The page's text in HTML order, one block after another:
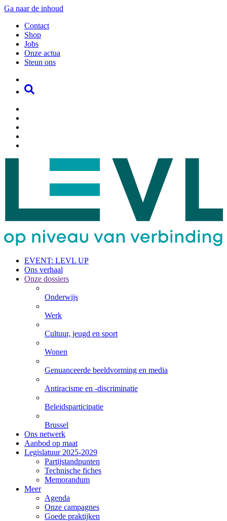
Ga naar de inhoud
Contact
Shop
Jobs
Onze actua
Steun ons
EVENT: LEVL UP
Ons verhaal
Onze dossiers
Onderwijs
Werk
Cultuur, jeugd en sport
Wonen
Genuanceerde beeldvorming en media
Antiracisme en -discriminatie
Beleids­participatie
Brussel
Ons netwerk
Aanbod op maat
Legislatuur 2025-2029
Partijstandpunten
Technische fiches
Memorandum
Meer
Agenda
Onze campagnes
Goede praktijken